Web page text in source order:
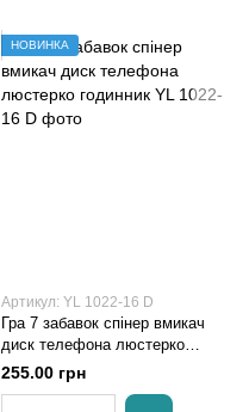
НОВИНКА
Артикул: YL 1022-16 D
Гра 7 забавок спінер вмикач
диск телефона люстерко
годинник
255.00 грн